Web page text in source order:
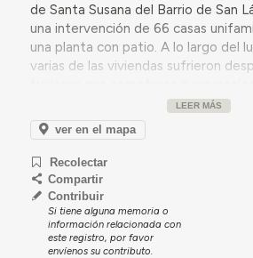
de Santa Susana del Barrio de San
una intervención de 66 casas
una planta con patio. A lo largo del
varias de las viviendas sufrieron
actualidad, el conjunto ha sido
por la sustitución y modificación de
LEER MÁS
ver en el mapa
Recolectar
Compartir
Contribuir
Si tiene alguna memoria o
información relacionada con
este registro, por favor
envíenos su contributo.